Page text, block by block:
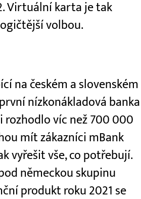
Virtuální karta je tak
volbou.
na českém a slovenském
nízkonákladová banka
rozhodlo víc než 700 000
mít zákazníci mBank
vyřešit vše, co potřebují.
německou skupinu
produkt roku 2021 se